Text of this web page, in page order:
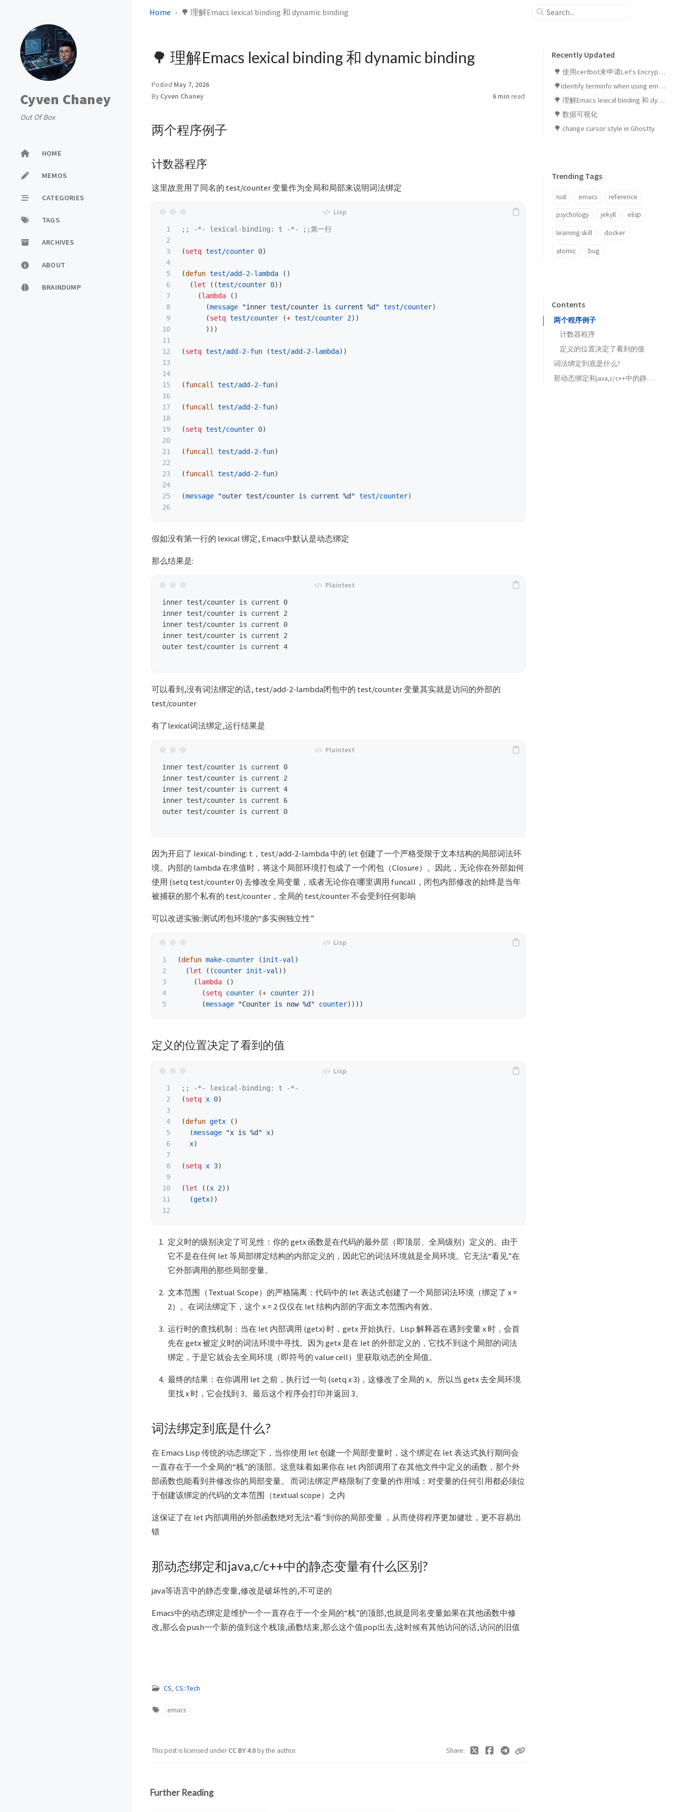
Cyven Chaney
Out Of Box
HOME
MEMOS
CATEGORIES
TAGS
ARCHIVES
ABOUT
BRAINDUMP
Home 🌳 理解Emacs lexical binding 和 dynamic binding
🌳 理解Emacs lexical binding 和 dynamic binding
Posted May 7, 2026
By Cyven Chaney 6 min read
两个程序例子
计数器程序
这里故意用了同名的 test/counter 变量作为全局和局部来说明词法绑定
1
2
3
4
5
6
7
8
9
10
11
12
13
14
15
16
17
18
19
20
21
22
23
24
25
;; -*- lexical-binding: t -*- ;;第一行
(setq test/counter 0)
(defun test/add-2-lambda
()
(let ((test/counter 0))
(lambda
()
(message "inner test/counter is current %d" test/counter)
(setq test/counter (+ test/counter 2))
)))
(setq test/add-2-fun (test/add-2-lambda))
(funcall test/add-2-fun)
(funcall test/add-2-fun)
(setq test/counter 0)
(funcall test/add-2-fun)
(funcall test/add-2-fun)
(message "outer test/counter is current %d" test/counter)
假如没有第一行的 lexical 绑定, Emacs中默认是动态绑定
那么结果是:
inner test/counter is current 0
inner test/counter is current 2
inner test/counter is current 0
inner test/counter is current 2
outer test/counter is current 4
可以看到,没有词法绑定的话, test/add-2-lambda闭包中的 test/counter 变量其实就是访问的外部的
test/counter
有了lexical词法绑定,运行结果是
inner test/counter is current 0
inner test/counter is current 2
inner test/counter is current 4
inner test/counter is current 6
outer test/counter is current 0
因为开启了 lexical-binding: t，test/add-2-lambda 中的 let 创建了一个严格受限于文本结构的局部词法环
境。内部的 lambda 在求值时，将这个局部环境打包成了一个闭包（Closure）。因此，无论你在外部如何
使用 (setq test/counter 0) 去修改全局变量，或者无论你在哪里调用 funcall，闭包内部修改的始终是当年
被捕获的那个私有的 test/counter，全局的 test/counter 不会受到任何影响
可以改进实验:测试闭包环境的“多实例独立性”
1
2
3
4
(defun make-counter (init-val)
(let ((counter init-val))
(lambda
()
(setq counter (+ counter 2))
(message "Counter is now %d" counter))))
定义的位置决定了看到的值
1
2
3
4
5
6
7
8
9
10
11
;; -*- lexical-binding: t -*-
(setq x 0)
(defun getx
()
(message "x is %d" x)
x)
(setq x 3)
(let ((x 2))
(getx))
定义时的级别决定了可见性：你的 getx 函数是在代码的最外层（即顶层、全局级别）定义的。由于
它不是在任何 let 等局部绑定结构的内部定义的，因此它的词法环境就是全局环境。它无法“看见”在
它外部调用的那些局部变量。
文本范围（Textual Scope）的严格隔离：代码中的 let 表达式创建了一个局部词法环境（绑定了 x =
2）。在词法绑定下，这个 x = 2 仅仅在 let 结构内部的字面文本范围内有效。
运行时的查找机制：当在 let 内部调用 (getx) 时，getx 开始执行。Lisp 解释器在遇到变量 x 时，会首
先在 getx 被定义时的词法环境中寻找。因为 getx 是在 let 的外部定义的，它找不到这个局部的词法
绑定，于是它就会去全局环境（即符号的 value cell）里获取动态的全局值。
最终的结果：在你调用 let 之前，执行过一句 (setq x 3)，这修改了全局的 x。所以当 getx 去全局环境
里找 x 时，它会找到 3。最后这个程序会打印并返回 3。
词法绑定到底是什么?
在 Emacs Lisp 传统的动态绑定下，当你使用 let 创建一个局部变量时，这个绑定在 let 表达式执行期间会
一直存在于一个全局的“栈”的顶部。这意味着如果你在 let 内部调用了在其他文件中定义的函数，那个外
部函数也能看到并修改你的局部变量。 而词法绑定严格限制了变量的作用域：对变量的任何引用都必须位
于创建该绑定的代码的文本范围（textual scope）之内
这保证了在 let 内部调用的外部函数绝对无法“看”到你的局部变量 ，从而使得程序更加健壮，更不容易出
错
那动态绑定和java,c/c++中的静态变量有什么区别?
java等语言中的静态变量,修改是破坏性的,不可逆的
Emacs中的动态绑定是维护一个一直存在于一个全局的“栈”的顶部,也就是同名变量如果在其他函数中修
改,那么会push一个新的值到这个栈顶,函数结束,那么这个值pop出去,这时候有其他访问的话,访问的旧值
CS, CS::Tech
emacs
This post is licensed underCC BY 4.0by the author. Share
Recently Updated
🌳 使用certbot来申请Let's Encrypt SSL证书
🌳identify terminfo when using emacsclient in ghostty
🌳 理解Emacs lexical binding 和 dynamic binding
🌳 数据可视化
🌳 change cursor style in Ghostty
Trending Tags
rust emacs reference
psychology jekyll elisp
learning-skill docker
atomic bug
Contents
两个程序例子
计数器程序
定义的位置决定了看到的值
词法绑定到底是什么?
那动态绑定和java,c/c++中的静态变量有什么区别?
Further Reading